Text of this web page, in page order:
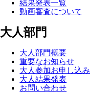
結果発表一覧
動画審査について
大人部門
大人部門概要
重要なお知らせ
大人参加お申し込み
大人結果発表
お問い合わせ